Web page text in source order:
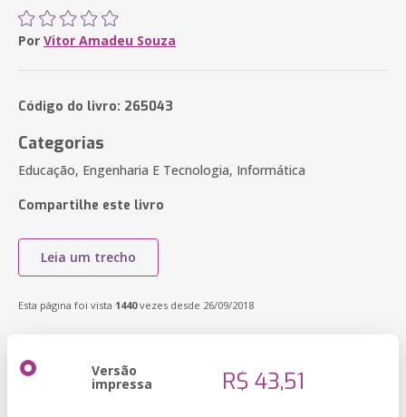
Por Vitor Amadeu Souza
Código do livro: 265043
Categorias
Educação, Engenharia E Tecnologia, Informática
Compartilhe este livro
Leia um trecho
Esta página foi vista 1440vezes desde 26/09/2018
Versão
impressa R$ 43,51